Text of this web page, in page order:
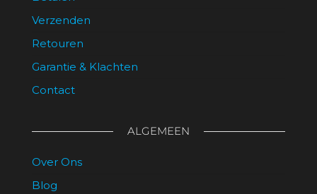
Verzenden
Retouren
Garantie & Klachten
Contact
ALGEMEEN
Over Ons
Blog